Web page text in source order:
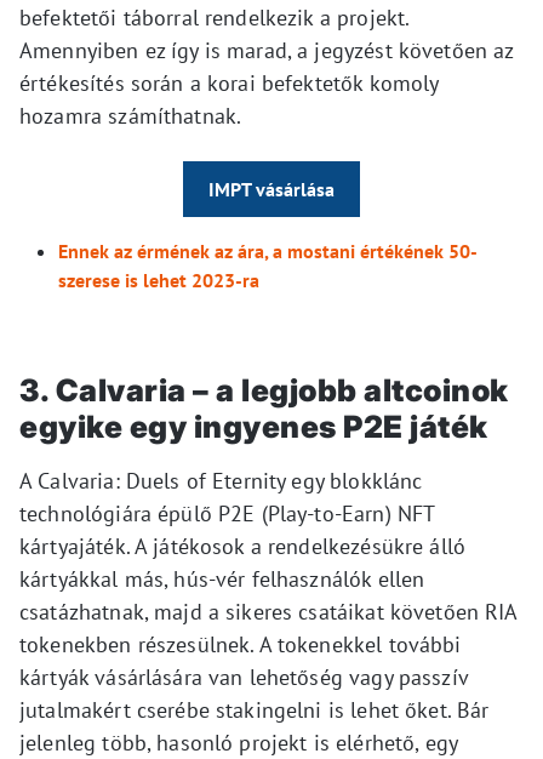
befektetői táborral rendelkezik a projekt.
Amennyiben ez így is marad, a jegyzést követően az
értékesítés során a korai befektetők komoly
hozamra számíthatnak.
IMPT vásárlása
Ennek az érmének az ára, a mostani értékének 50-
szerese is lehet 2023-ra
3. Calvaria – a legjobb altcoinok
egyike egy ingyenes P2E játék
A Calvaria: Duels of Eternity egy blokklánc
technológiára épülő P2E (Play-to-Earn) NFT
kártyajáték. A játékosok a rendelkezésükre álló
kártyákkal más, hús-vér felhasználók ellen
csatázhatnak, majd a sikeres csatáikat követően RIA
tokenekben részesülnek. A tokenekkel további
kártyák vásárlására van lehetőség vagy passzív
jutalmakért cserébe stakingelni is lehet őket. Bár
jelenleg több, hasonló projekt is elérhető, egy